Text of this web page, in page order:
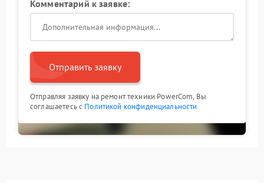
Комментарий к заявке:
Отправить заявку
Отправляя заявку на ремонт техники PowerCom, Вы
соглашаетесь с Политикой конфиденциальности